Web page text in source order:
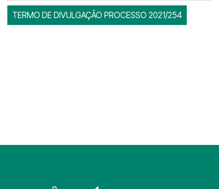
TERMO DE DIVULGAÇÃO PROCESSO 2021/254